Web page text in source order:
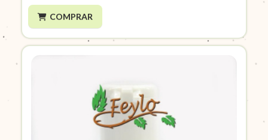
COMPRAR